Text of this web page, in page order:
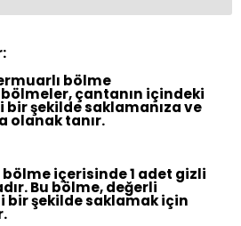
bölme
çantanın içindeki
bir şekilde saklamanıza ve
olanak tanır.
içerisinde 1 adet gizli
Bu bölme, değerli
bir şekilde saklamak için